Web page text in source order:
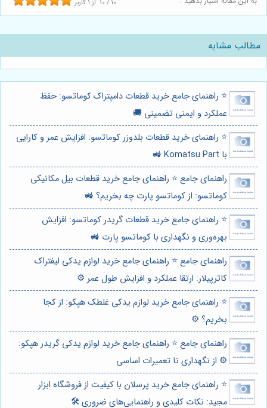
10 / 10 از 1 کاربر
مطالب مشابه
⭐️ راهنمای جامع خرید قطعات دامپتراک کوماتسو: حفظ
عملکرد و ایمنی تضمینی 🚚
⭐️ راهنمای خرید قطعات بلدوزر کوماتسو: افزایش عمر و کارایی
با Komatsu Part 🚜
راهنمای جامع ⭐️ راهنمای جامع خرید قطعات بیل مکانیکی
کوماتسو: از کوماتسو پارت چه بخریم؟ 🚜
⭐️ راهنمای جامع خرید قطعات گریدر کوماتسو: افزایش
بهره‌وری و نگهداری با کوماتسو پارت 🚜
راهنمای جامع ⭐️ راهنمای جامع خرید لوازم یدکی لیفتراک
کاترپیلار: ارتقا عملکرد و افزایش طول عمر ⚙️
⭐️ راهنمای جامع خرید لوازم یدکی غلطک هپکو: از کجا
بخریم؟ ⚙️
راهنمای جامع ⭐️ راهنمای جامع خرید لوازم یدکی گریدر هپکو:
⚙️ از نگهداری تا تعمیرات اساسی
⭐️ راهنمای جامع خرید پرسلان با کیفیت از فروشگاه ابزار
مجید: نکات کلیدی و راهنمایی‌های ضروری 🛠️